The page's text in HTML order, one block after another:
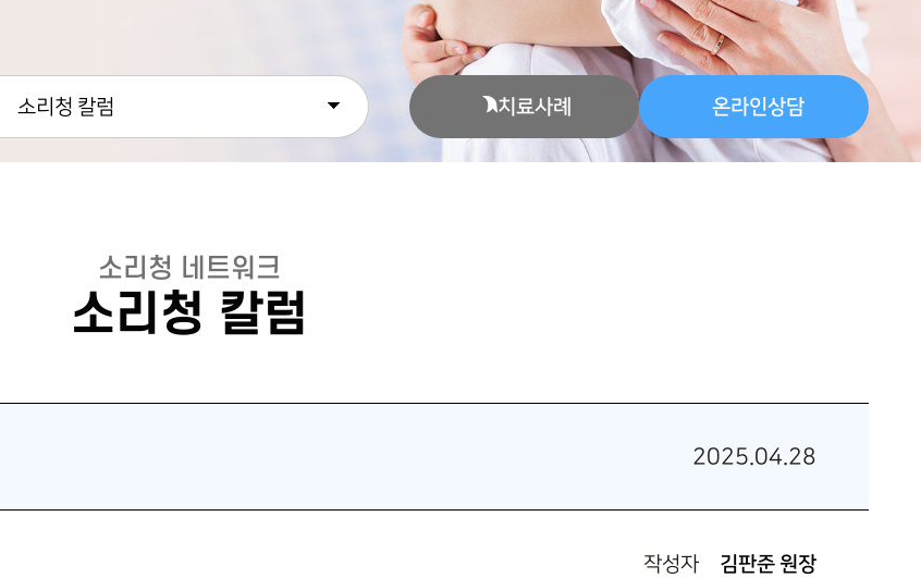
소리청 칼럼 치료사례 온라인상담
소리청 네트워크
소리청 칼럼
2025.04.28
작성자 김판준 원장